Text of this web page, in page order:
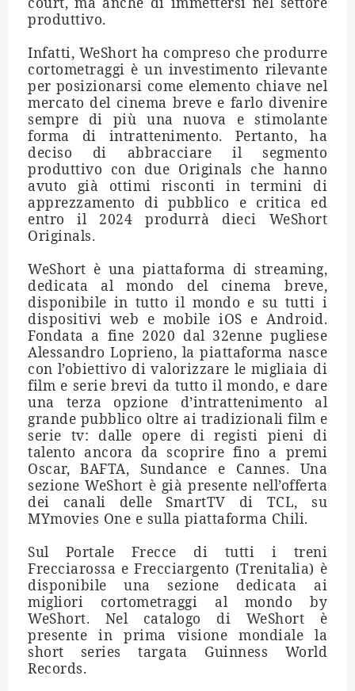
produttivo.
Infatti, WeShort ha compreso che produrre
cortometraggi èun investimento rilevante
per posizionarsi come elemento chiave nel
mercato del cinema breve e farlo divenire
sempre di piùuna nuova e stimolante
forma di intrattenimento. Pertanto, ha
deciso di abbracciare il segmento
produttivo con due Originals che hanno
avuto già ottimi risconti in termini di
apprezzamento di pubblico e critica ed
entro il 2024 produrrà dieci WeShort
Originals.
WeShort è una piattaforma di streaming,
dedicata al mondo del cinema breve,
disponibile in tutto il mondo e su tutti i
dispositivi web e mobile iOS e Android.
Fondata a fine 2020 dal 32enne pugliese
Alessandro Loprieno, la piattaforma nasce
con l’obiettivo di valorizzare le migliaia di
film e serie brevi da tutto il mondo, e dare
una terza opzione d’intrattenimento al
grande pubblico oltre ai tradizionali film e
serie tv: dalle opere di registi pieni di
talento ancora da scoprire fino a premi
Oscar, BAFTA, Sundance e Cannes. Una
sezione WeShort è giàpresente nell’offerta
dei canali delle SmartTV di TCL, su
MYmovies One e sulla piattaforma Chili.
Sul Portale Frecce di tutti i treni
Frecciarossa e Frecciargento (Trenitalia) è
disponibile una sezione dedicata ai
migliori cortometraggi al mondo by
WeShort. Nel catalogo di WeShort è
presente in prima visione mondiale la
short series targata Guinness World
Records.